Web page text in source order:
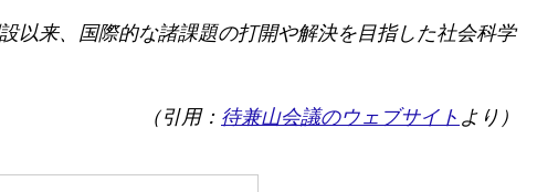
以来、国際的な諸課題の打開や解決を目指した社会科学
（引用： 待兼山会議のウェブサイト より）